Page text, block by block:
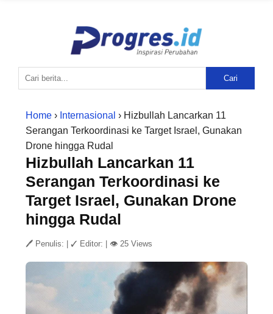
Cari
Home › Internasional › Hizbullah Lancarkan 11
Serangan Terkoordinasi ke Target Israel, Gunakan
Drone hingga Rudal
Hizbullah Lancarkan 11
Serangan Terkoordinasi ke
Target Israel, Gunakan Drone
hingga Rudal
🖊 Penulis: ✓ Editor: 👁 25 Views